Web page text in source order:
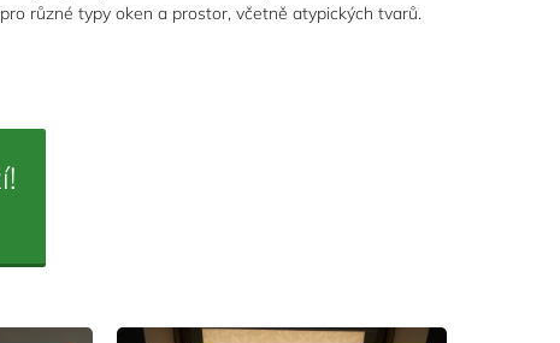
různé typy oken a prostor, včetně atypických tvarů.